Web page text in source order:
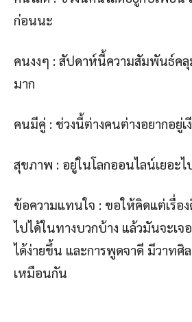
ก่อนนะ
คนงงๆ : สัปดาห์นี้ความสัมพันธ์คลุ
มาก
คนมีคู่ : ช่วงนี้ต่างคนต่างอยากอยู่เ
สุขภาพ : อยู่ในโลกออนไลน์เยอะไ
ข้อความแทนใจ : ขอให้คิดแต่เรื่อ
ไปได้ในทางบวกบ้าง แล้วมันจะเ
ได้ง่ายขึ้น และการพูดจาดี มีวาทศิล
เหมือนกัน